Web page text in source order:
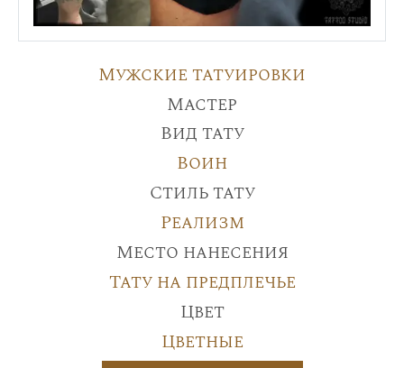
Мужские татуировки
Мастер
Вид тату
Воин
Стиль тату
Реализм
Место нанесения
Тату на предплечье
Цвет
Цветные